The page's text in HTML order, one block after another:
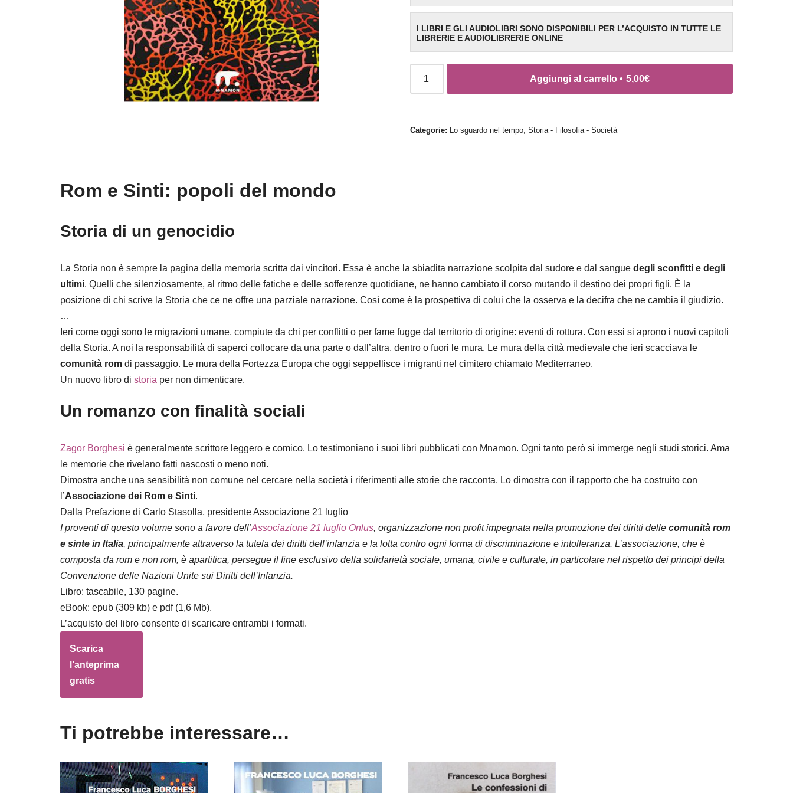
I LIBRI E GLI AUDIOLIBRI SONO DISPONIBILI PER L’ACQUISTO IN TUTTE LE
LIBRERIE E AUDIOLIBRERIE ONLINE
Aggiungi al carrello • 5,00€
Categorie: Lo sguardo nel tempo, Storia - Filosofia - Società
Rom e Sinti: popoli del mondo
Storia di un genocidio
La Storia non è sempre la pagina della memoria scritta dai vincitori. Essa è anche la sbiadita narrazione scolpita dal sudore e dal sangue degli sconfitti e degli
ultimi. Quelli che silenziosamente, al ritmo delle fatiche e delle sofferenze quotidiane, ne hanno cambiato il corso mutando il destino dei propri figli. È la
posizione di chi scrive la Storia che ce ne offre una parziale narrazione. Così come è la prospettiva di colui che la osserva e la decifra che ne cambia il giudizio.
…
Ieri come oggi sono le migrazioni umane, compiute da chi per conflitti o per fame fugge dal territorio di origine: eventi di rottura. Con essi si aprono i nuovi capitoli
della Storia. A noi la responsabilità di saperci collocare da una parte o dall’altra, dentro o fuori le mura. Le mura della città medievale che ieri scacciava le
comunità rom di passaggio. Le mura della Fortezza Europa che oggi seppellisce i migranti nel cimitero chiamato Mediterraneo.
Un nuovo libro di storia per non dimenticare.
Un romanzo con finalità sociali
Zagor Borghesi è generalmente scrittore leggero e comico. Lo testimoniano i suoi libri pubblicati con Mnamon. Ogni tanto però si immerge negli studi storici. Ama
le memorie che rivelano fatti nascosti o meno noti.
Dimostra anche una sensibilità non comune nel cercare nella società i riferimenti alle storie che racconta. Lo dimostra con il rapporto che ha costruito con
l’Associazione dei Rom e Sinti.
Dalla Prefazione di Carlo Stasolla, presidente Associazione 21 luglio
I proventi di questo volume sono a favore dell’Associazione 21 luglio Onlus, organizzazione non profit impegnata nella promozione dei diritti delle comunità rom
e sinte in Italia, principalmente attraverso la tutela dei diritti dell’infanzia e la lotta contro ogni forma di discriminazione e intolleranza. L’associazione, che è
composta da rom e non rom, è apartitica, persegue il fine esclusivo della solidarietà sociale, umana, civile e culturale, in particolare nel rispetto dei principi della
Convenzione delle Nazioni Unite sui Diritti dell’Infanzia.
Libro: tascabile, 130 pagine.
eBook: epub (309 kb) e pdf (1,6 Mb).
L’acquisto del libro consente di scaricare entrambi i formati.
Scarica
l’anteprima
gratis
Ti potrebbe interessare…